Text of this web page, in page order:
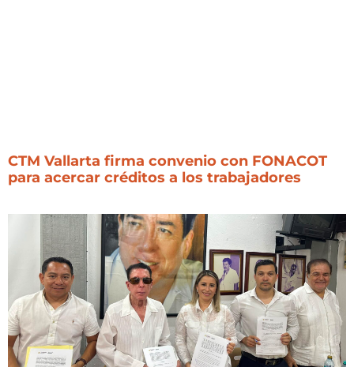
CTM Vallarta firma convenio con FONACOT
para acercar créditos a los trabajadores